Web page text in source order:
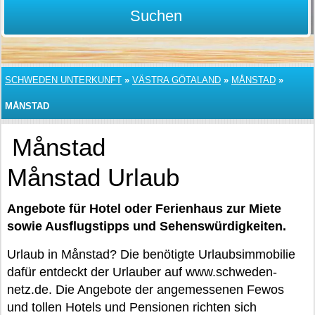
Suchen
SCHWEDEN UNTERKUNFT » VÄSTRA GÖTALAND » MÅNSTAD »
MÅNSTAD
Månstad
Månstad Urlaub
Angebote für Hotel oder Ferienhaus zur Miete
sowie Ausflugstipps und Sehenswürdigkeiten.
Urlaub in Månstad? Die benötigte Urlaubsimmobilie
dafür entdeckt der Urlauber auf www.schweden-
netz.de. Die Angebote der angemessenen Fewos
und tollen Hotels und Pensionen richten sich